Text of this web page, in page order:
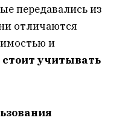
передавались из
отличаются
и
учитывать